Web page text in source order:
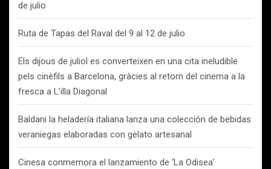
de julio
Ruta de Tapas del Raval del 9 al 12 de julio
Els dijous de juliol es converteixen en una cita ineludible
pels cinèfils a Barcelona, gràcies al retorn del cinema a la
fresca a L’illa Diagonal
Baldani la heladería italiana lanza una colección de bebidas
veraniegas elaboradas con gelato artesanal
Cinesa conmemora el lanzamiento de ‘La Odisea’